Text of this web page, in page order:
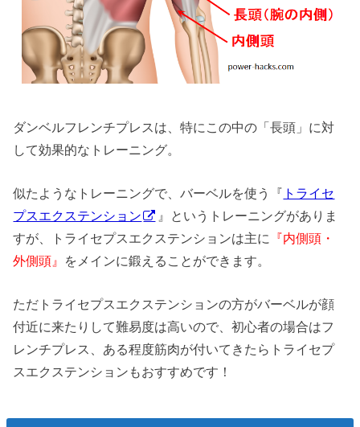
ダンベルフレンチプレスは、特にこの中の「長頭」に対
して効果的なトレーニング。
似たようなトレーニングで、バーベルを使う『 トライセ
プスエクステンション
』というトレーニングがありま
すが、トライセプスエクステンションは主に
『内側頭・
外側頭』 をメインに鍛えることができます。
ただトライセプスエクステンションの方がバーベルが顔
付近に来たりして難易度は高いので、初心者の場合はフ
レンチプレス、ある程度筋肉が付いてきたらトライセプ
スエクステンションもおすすめです！